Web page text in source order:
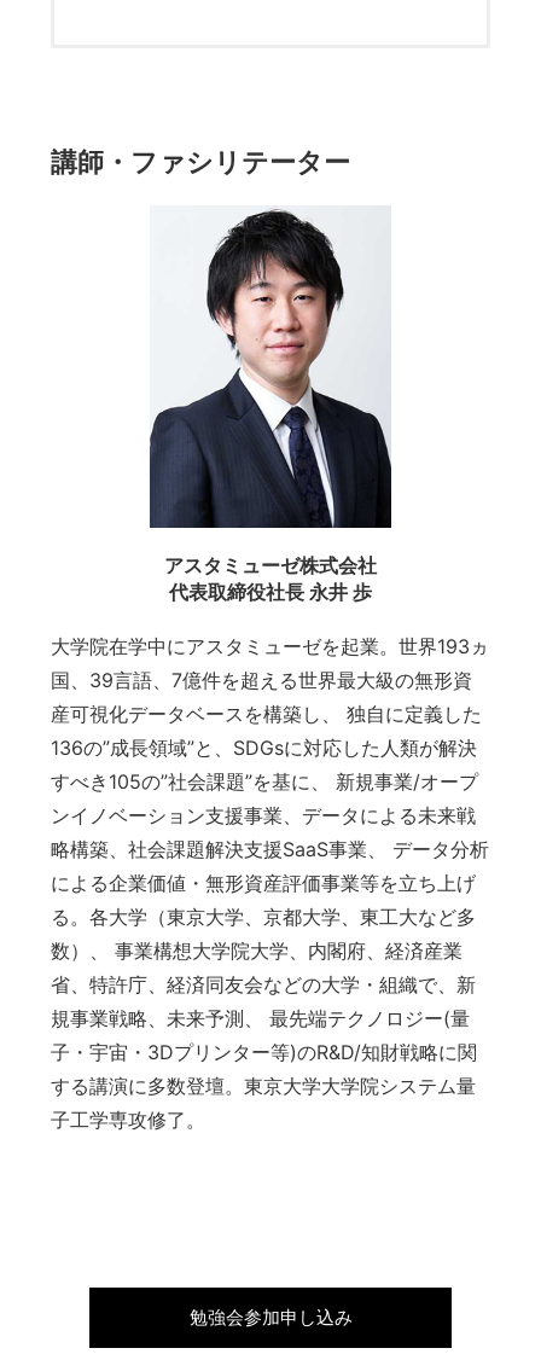
講師・ファシリテーター
アスタミューゼ株式会社
代表取締役社長 永井 歩
大学院在学中にアスタミューゼを起業。世界193ヵ
国、39言語、7億件を超える世界最大級の無形資
産可視化データベースを構築し、 独自に定義した
136の”成長領域”と、SDGsに対応した人類が解決
すべき105の”社会課題”を基に、 新規事業/オープ
ンイノベーション支援事業、データによる未来戦
略構築、社会課題解決支援SaaS事業、 データ分析
による企業価値・無形資産評価事業等を立ち上げ
る。各大学（東京大学、京都大学、東工大など多
数）、 事業構想大学院大学、内閣府、経済産業
省、特許庁、経済同友会などの大学・組織で、新
規事業戦略、未来予測、 最先端テクノロジー(量
子・宇宙・3Dプリンター等)のR&D/知財戦略に関
する講演に多数登壇。東京大学大学院システム量
子工学専攻修了。
勉強会参加申し込み